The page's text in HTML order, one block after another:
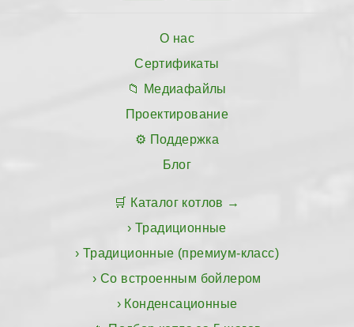
О нас
Сертификаты
Медиафайлы
Проектирование
Поддержка
Блог
Каталог котлов
Традиционные
Традиционные (премиум-класс)
Со встроенным бойлером
Конденсационные